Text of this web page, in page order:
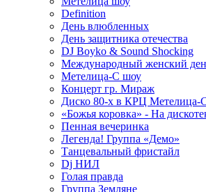
Definition
День влюбленных
День защитника отечества
DJ Boyko & Sound Shocking
Международный женский
Метелица-С шоу
Концерт гр. Мираж
Диско 80-х в КРЦ Метелица-
«Божья коровка» - На
Пенная вечеринка
Легенда! Группа «Демо»
Танцевальный фристайл
Dj НИЛ
Голая правда
Группа Земляне